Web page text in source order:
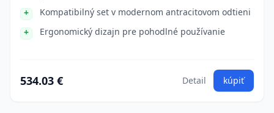
Kompatibilný set v modernom antracitovom odtieni
Ergonomický dizajn pre pohodlné používanie
534.03 € Detail kúpiť